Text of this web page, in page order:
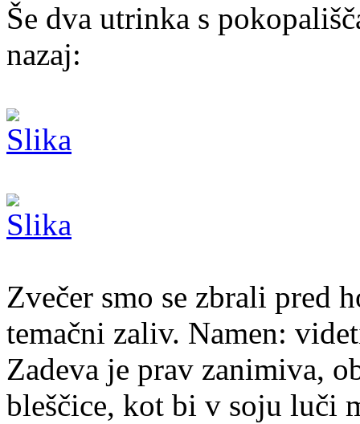
Še dva utrinka s
nazaj:
Zvečer smo se zbrali pred
temačni zaliv. Namen:
Zadeva je prav zanimiva,
bleščice, kot bi v soju luči